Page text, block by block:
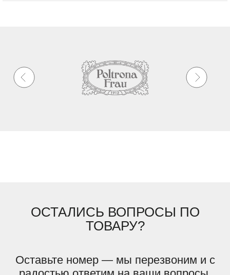
ОСТАЛИСЬ ВОПРОСЫ ПО
ТОВАРУ?
Оставьте номер — мы перезвоним и с